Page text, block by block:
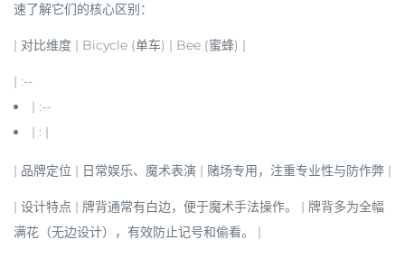
速了解它们的核心区别：
| 对比维度 | Bicycle (单车) | Bee (蜜蜂) |
| :--
| :--
| : |
| 品牌定位 | 日常娱乐、 魔术表演 | 赌场专用，注重专业性与防作弊 |
| 设计特点 | 牌背通常有白边，便于魔术手法操作。 | 牌背多为全幅
满花 （无边设计），有效防止记号和偷看。 |